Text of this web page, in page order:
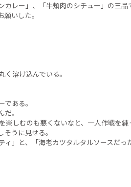
カレー」、「牛頰肉のシチュー」の三品
いした。
溶け込んでいる。
ある。
。
しむのも悪くないなと、一人作戦を
うに見せる。
」と、「海老カツタルタルソースだっ